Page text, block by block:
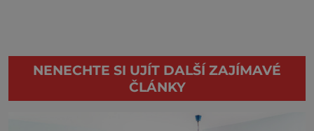
NENECHTE SI UJÍT DALŠÍ ZAJÍMAVÉ
ČLÁNKY